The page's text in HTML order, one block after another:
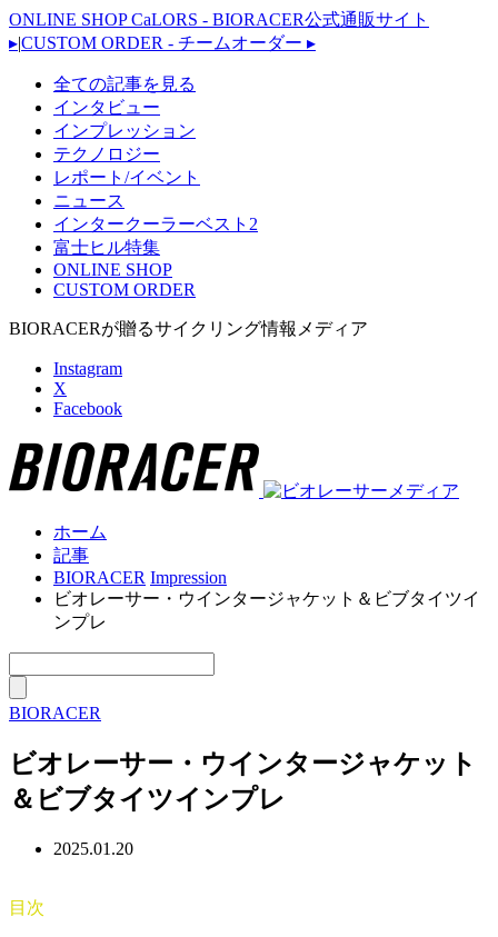
ONLINE SHOP CaLORS - BIORACER公式通販サイト
▸|CUSTOM ORDER - チームオーダー ▸
全ての記事を見る
インタビュー
インプレッション
テクノロジー
レポート/イベント
ニュース
インタークーラーベスト2
富士ヒル特集
ONLINE SHOP
CUSTOM ORDER
BIORACERが贈るサイクリング情報メディア
Instagram
X
Facebook
ホーム
記事
BIORACER Impression
ビオレーサー・ウインタージャケット＆ビブタイツイ
ンプレ
BIORACER
ビオレーサー・ウインタージャケット
＆ビブタイツインプレ
2025.01.20
目次